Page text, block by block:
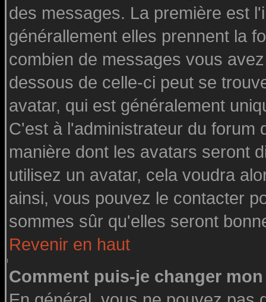
des messages. La première est
générallement elles prennent la
combien de messages vous
dessous de celle-ci peut se
avatar, qui est généralement
C'est à l'administrateur du forum
manière dont les avatars seront
utilisez un avatar, cela voudra
ainsi, vous pouvez le contacter
sommes sûr qu'elles seront
Revenir en haut
Comment puis-je changer